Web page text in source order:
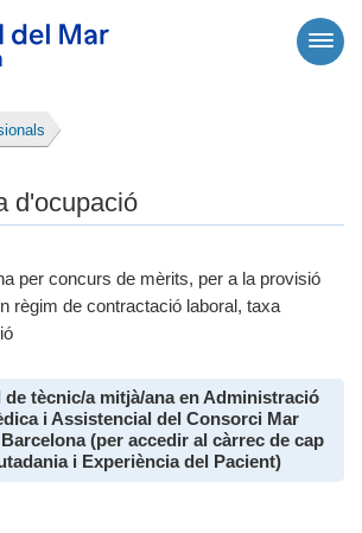
d'ocupació
per concurs de mèrits, per a la provisió
règim de contractació laboral, taxa
tècnic/a mitjà/ana en Administració
i Assistencial del Consorci Mar
(per accedir al càrrec de cap
i Experiència del Pacient)